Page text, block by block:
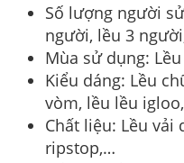
Số lượng người
người, lều 3
Mùa sử dụng:
Kiểu dáng: Lều
vòm, lều lều
Chất liệu: Lều vải
ripstop,…